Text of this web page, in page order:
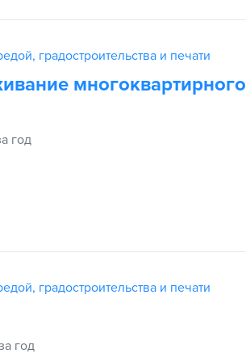
градостроительства и печати
многоквартирного
год
градостроительства и печати
год